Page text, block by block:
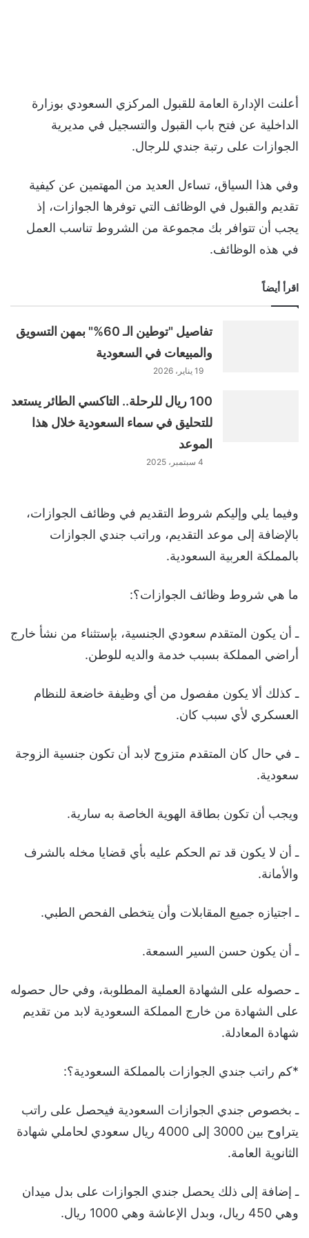
أعلنت الإدارة العامة للقبول المركزي السعودي بوزارة
الداخلية عن فتح باب القبول والتسجيل في مديرية
الجوازات على رتبة جندي للرجال.
وفي هذا السياق، تساءل العديد من المهتمين عن كيفية
تقديم والقبول في الوظائف التي توفرها الجوازات، إذ
يجب أن تتوافر بك مجموعة من الشروط تناسب العمل
في هذه الوظائف.
اقرأ أيضاً
تفاصيل "توطين الـ 60%" بمهن التسويق
والمبيعات في السعودية
19 يناير، 2026
100 ريال للرحلة.. التاكسي الطائر يستعد
للتحليق في سماء السعودية خلال هذا
الموعد
4 سبتمبر، 2025
وفيما يلي وإليكم شروط التقديم في وظائف الجوازات،
بالإضافة إلى موعد التقديم، وراتب جندي الجوازات
بالمملكة العربية السعودية.
ما هي شروط وظائف الجوازات؟:
ـ أن يكون المتقدم سعودي الجنسية، بإستثناء من نشأ خارج
أراضي المملكة بسبب خدمة والديه للوطن.
ـ كذلك ألا يكون مفصول من أي وظيفة خاضعة للنظام
العسكري لأي سبب كان.
ـ في حال كان المتقدم متزوج لابد أن تكون جنسية الزوجة
سعودية.
ويجب أن تكون بطاقة الهوية الخاصة به سارية.
ـ أن لا يكون قد تم الحكم عليه بأي قضايا مخله بالشرف
والأمانة.
ـ اجتيازه جميع المقابلات وأن يتخطى الفحص الطبي.
ـ أن يكون حسن السير السمعة.
ـ حصوله على الشهادة العملية المطلوبة، وفي حال حصوله
على الشهادة من خارج المملكة السعودية لابد من تقديم
شهادة المعادلة.
*كم راتب جندي الجوازات بالمملكة السعودية؟:
ـ بخصوص جندي الجوازات السعودية فيحصل على راتب
يتراوح بين 3000 إلى 4000 ريال سعودي لحاملي شهادة
الثانوية العامة.
ـ إضافة إلى ذلك يحصل جندي الجوازات على بدل ميدان
وهي 450 ريال، وبدل الإعاشة وهي 1000 ريال.